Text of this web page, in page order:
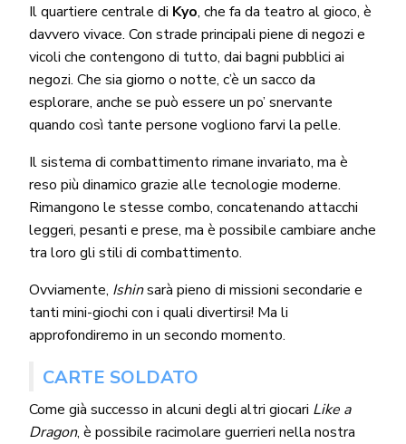
Il quartiere centrale di Kyo, che fa da teatro al gioco, è
davvero vivace. Con strade principali piene di negozi e
vicoli che contengono di tutto, dai bagni pubblici ai
negozi. Che sia giorno o notte, c’è un sacco da
esplorare, anche se può essere un po’ snervante
quando così tante persone vogliono farvi la pelle.
Il sistema di combattimento rimane invariato, ma è
reso più dinamico grazie alle tecnologie moderne.
Rimangono le stesse combo, concatenando attacchi
leggeri, pesanti e prese, ma è possibile cambiare anche
tra loro gli stili di combattimento.
Ovviamente, Ishinsarà pieno di missioni secondarie e
tanti mini-giochi con i quali divertirsi! Ma li
approfondiremo in un secondo momento.
CARTE SOLDATO
Come già successo in alcuni degli altri giocari Like a
Dragon, è possibile racimolare guerrieri nella nostra